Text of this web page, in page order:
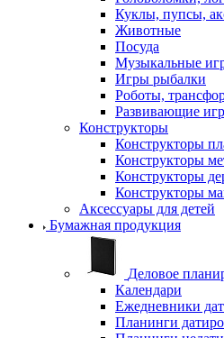
Куклы, пупсы,
Животные
Посуда
Музыкальные
Игры рыбалки
Роботы,
Развивающие
Конструкторы
Конструкторы
Конструкторы
Конструкторы
Конструкторы
Аксессуары для детей
Бумажная продукция
Деловое
Календари
Ежедневники
Планинги